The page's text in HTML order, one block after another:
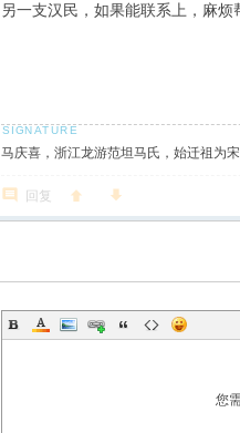
另一支汉民，如果能联系上，麻烦
马庆喜，浙江龙游范坦马氏，始迁祖为
回复
您